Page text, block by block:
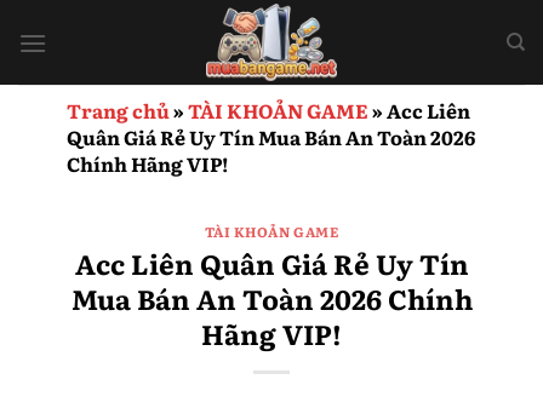
qua
Trang chủ»TÀI KHOẢN GAME»Acc Liên
Quân Giá Rẻ Uy Tín Mua Bán An Toàn 2026
Chính Hãng VIP!
TÀI KHOẢN GAME
Acc Liên Quân Giá Rẻ Uy Tín
Mua Bán An Toàn 2026 Chính
Hãng VIP!